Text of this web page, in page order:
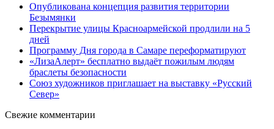
Опубликована концепция развития территории
Безымянки
Перекрытие улицы Красноармейской продлили на 5
дней
Программу Дня города в Самаре переформатируют
«ЛизаАлерт» бесплатно выдаёт пожилым людям
браслеты безопасности
Союз художников приглашает на выставку «Русский
Север»
Свежие комментарии